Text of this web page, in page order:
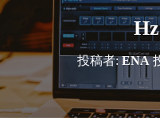
投稿者:ENA